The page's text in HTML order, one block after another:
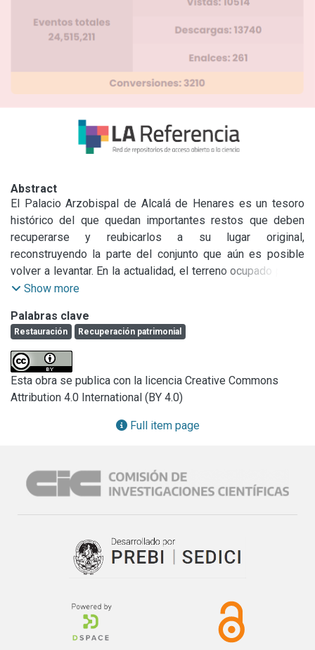
Abstract
El Palacio Arzobispal de Alcalá de Henares es un tesoro
histórico del que quedan importantes restos que deben
recuperarse y reubicarlos a su lugar original,
reconstruyendo la parte del conjunto que aún es posible
volver a levantar. En la actualidad, el terreno ocupado por el
palacio no nos deja huellas de haber sido lo que fue y haber
importante en consonancia con las políticas de
recuperación patrimonial que esta ciudad ha implementado
en las últimas décadas. En particular, la historia de la
fachada o pórtico renacentista del Ave María nos vincula
directamente a la fundación de la ciudad de Alcalá de
Henares y su proceso de urbanización como recinto
fortificado y casco urbano amurallado durante los siglos IX
de dicha fachada. El trabajo realizado, recogió aportes y
estrategias de diferentes disciplinas relacionadas con la
territorial y paisajístico, como lo es el Palacio Arzobispal
de Alcalá de Henares, requiere para la restauración y
Show more
Palabras clave
Restauración Recuperación patrimonial
Esta obra se publica con la licencia Creative Commons
Attribution 4.0 International (BY 4.0)
Full item page